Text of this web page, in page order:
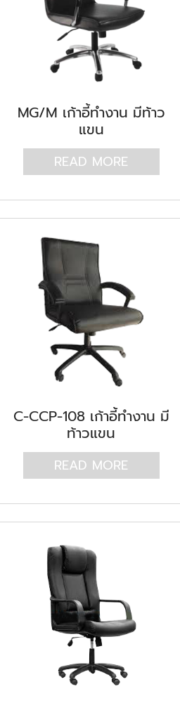
MG/M เก้าอี้ทำงาน มีท้าว
แขน
READ MORE
C-CCP-108 เก้าอี้ทำงาน มี
ท้าวแขน
READ MORE